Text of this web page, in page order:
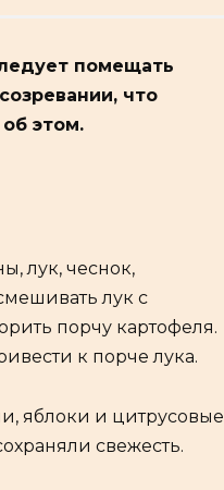
помещать
что
этом.
лук, чеснок,
лук с
порчу картофеля.
к порче лука.
яблоки и цитрусовые
свежесть.